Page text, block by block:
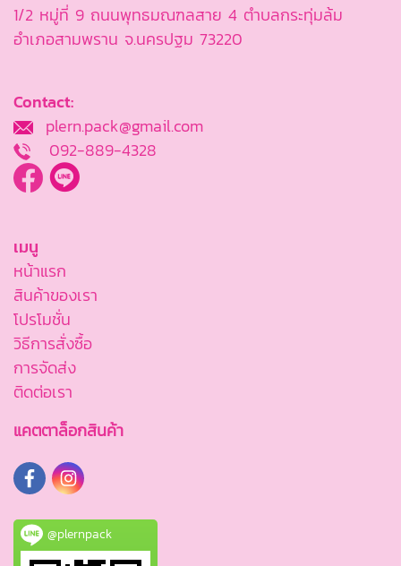
1/2 หมู่ที่ 9 ถนนพุทธมณฑลสาย 4 ตำบลกระทุ่มล้ม
อำเภอสามพราน จ.นครปฐม 73220
Contact:
plern.pack@gmail.com
092-889-4328
เมนู
หน้าแรก
สินค้าของเรา
โปรโมชั่น
วิธีการสั่งซื้อ
การจัดส่ง
ติดต่อเรา
แคตตาล็อกสินค้า
@plernpack